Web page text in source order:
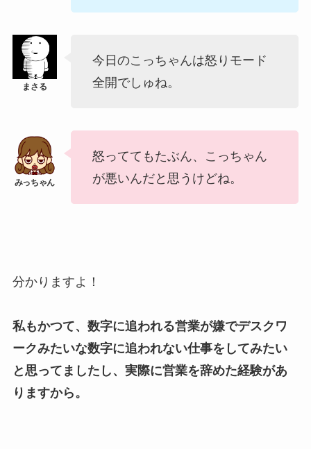
今日のこっちゃんは怒りモード
全開でしゅね。
怒っててもたぶん、こっちゃん
が悪いんだと思うけどね。
分かりますよ！
私もかつて、数字に追われる営業が嫌でデスクワ
ークみたいな数字に追われない仕事をしてみたい
と思ってましたし、実際に営業を辞めた経験があ
りますから。